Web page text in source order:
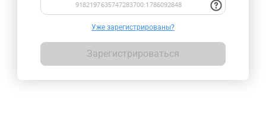
Уже зарегистрированы?
Зарегистрироваться